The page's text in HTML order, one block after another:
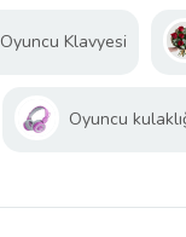
Oyuncu Klavyesi
Oyuncu